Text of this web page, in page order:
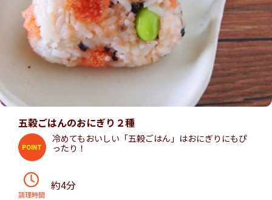
五穀ごはんのおにぎり２種
POINT
冷めてもおいしい「五穀ごはん」はおにぎりにもぴ
ったり！
調理時間
約4分